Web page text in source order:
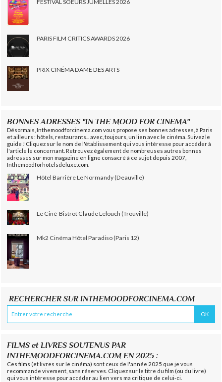
FESTIVAL SOEURS JUMELLES 2026
PARIS FILM CRITICS AWARDS 2026
PRIX CINÉMA DAME DES ARTS
BONNES ADRESSES "IN THE MOOD FOR CINEMA"
Désormais, Inthemoodforcinema.com vous propose ses bonnes adresses, à Paris
et ailleurs : hôtels, restaurants... avec, toujours, un lien avec le cinéma. Suivez le
guide ! Cliquez sur le nom de l'établissement qui vous intéresse pour accéder à
l'article le concernant. Retrouvez également de nombreuses autres bonnes
adresses sur mon magazine en ligne consacré à ce sujet depuis 2007,
Inthemoodforhotelsdeluxe.com.
Hôtel Barrière Le Normandy (Deauville)
Le Ciné-Bistrot Claude Lelouch (Trouville)
Mk2 Cinéma Hôtel Paradiso (Paris 12)
RECHERCHER SUR INTHEMOODFORCINEMA.COM
FILMS et LIVRES SOUTENUS PAR
INTHEMOODFORCINEMA.COM EN 2025 :
Ces films (et livres sur le cinéma) sont ceux de l'année 2025 que je vous
recommande vivement, sans réserves. Cliquez sur le titre du film (ou du livre)
qui vous intéresse pour accéder au lien vers ma critique de celui-ci.